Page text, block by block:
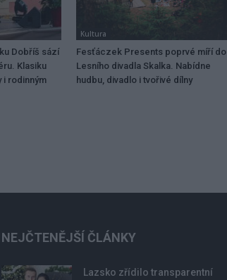
Dobříš sází
Klasiku
i rodinným
Kultura
Fesťáczek Presents poprvé míří do
Lesního divadla Skalka. Nabídne
hudbu, divadlo i tvořivé dílny
NEJČTENĚJŠÍ ČLÁNKY
Lazsko zřídilo transparentní